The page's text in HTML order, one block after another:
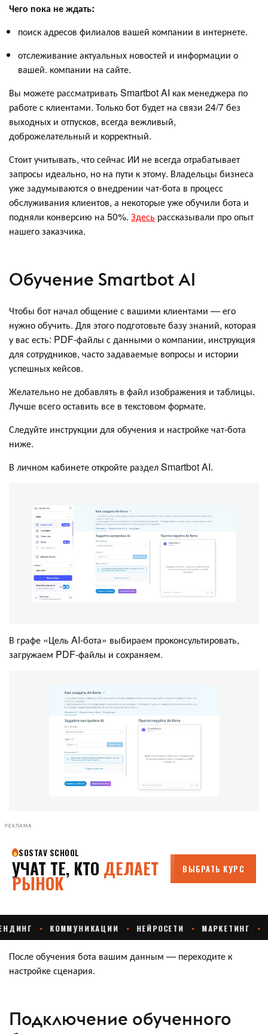
Чего пока не ждать:
поиск адресов филиалов вашей компании в интернете.
отслеживание актуальных новостей и информации о
вашей. компании на сайте.
Вы можете рассматривать Smartbot AI как менеджера по
работе с клиентами. Только бот будет на связи 24/7 без
выходных и отпусков, всегда вежливый,
доброжелательный и корректный.
Стоит учитывать, что сейчас ИИ не всегда отрабатывает
запросы идеально, но на пути к этому. Владельцы бизнеса
уже задумываются о внедрении чат-бота в процесс
обслуживания клиентов, а некоторые уже обучили бота и
подняли конверсию на 50%. Здесь рассказывали про опыт
нашего заказчика.
Обучение Smartbot AI
Чтобы бот начал общение с вашими клиентами — его
нужно обучить. Для этого подготовьте базу знаний, которая
у вас есть: PDF-файлы с данными о компании, инструкция
для сотрудников, часто задаваемые вопросы и истории
успешных кейсов.
Желательно не добавлять в файл изображения и таблицы.
Лучше всего оставить все в текстовом формате.
Следуйте инструкции для обучения и настройке чат-бота
ниже.
В личном кабинете откройте раздел Smartbot AI.
В графе «Цель AI-бота» выбираем проконсультировать,
загружаем PDF-файлы и сохраняем.
РЕКЛАМА
После обучения бота вашим данным — переходите к
настройке сценария.
Подключение обученного